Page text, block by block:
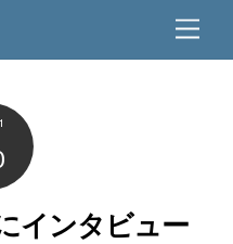
M
e
n
インタビュー